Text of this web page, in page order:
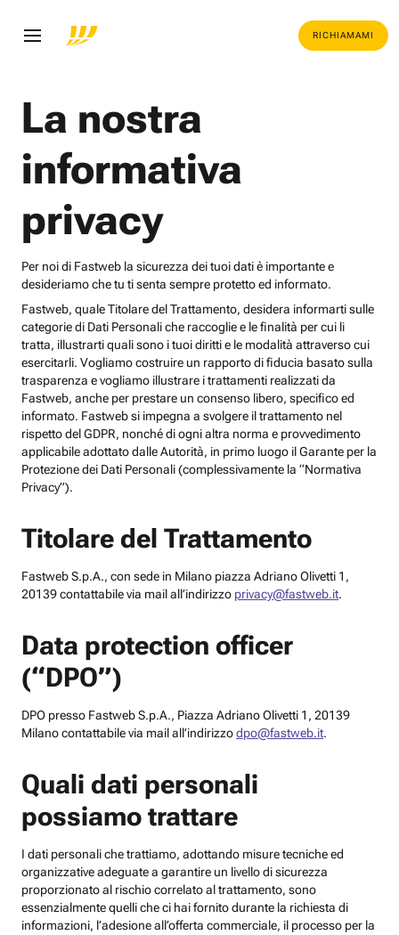
RICHIAMAMI
La nostra
informativa
privacy
Per noi di Fastweb la sicurezza dei tuoi dati è importante e
desideriamo che tu ti senta sempre protetto ed informato.
Fastweb, quale Titolare del Trattamento, desidera informarti sulle
categorie di Dati Personali che raccoglie e le finalità per cui li
tratta, illustrarti quali sono i tuoi diritti e le modalità attraverso cui
esercitarli. Vogliamo costruire un rapporto di fiducia basato sulla
trasparenza e vogliamo illustrare i trattamenti realizzati da
Fastweb, anche per prestare un consenso libero, specifico ed
informato. Fastweb si impegna a svolgere il trattamento nel
rispetto del GDPR, nonché di ogni altra norma e provvedimento
applicabile adottato dalle Autorità, in primo luogo il Garante per la
Protezione dei Dati Personali (complessivamente la “Normativa
Privacy”).
Titolare del Trattamento
Fastweb S.p.A., con sede in Milano piazza Adriano Olivetti 1,
20139 contattabile via mail all’indirizzo privacy@fastweb.it.
Data protection officer
(“DPO”)
DPO presso Fastweb S.p.A., Piazza Adriano Olivetti 1, 20139
Milano contattabile via mail all’indirizzodpo@fastweb.it.
Quali dati personali
possiamo trattare
I dati personali che trattiamo, adottando misure tecniche ed
organizzative adeguate a garantire un livello di sicurezza
proporzionato al rischio correlato al trattamento, sono
essenzialmente quelli che ci hai fornito durante la richiesta di
informazioni, l’adesione all’offerta commerciale, il processo per la